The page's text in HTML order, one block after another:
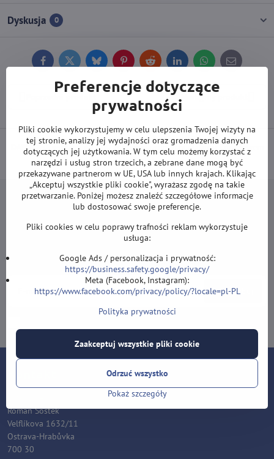
Dyskusja 0
FacebookTwitterBlueskyPinterestReddit LinkedInWhatsApp
E-
Następny produkt
DARMOWA wysyłka od 500 zł(obowiązuje przy płatności przelewem
lub kartą).
Newsletter
Zapisz się do naszego newslettera:
Subskrybuj
Roman Šostek
Velflíkova 1632/11
Ostrava-Hrabůvka
700 30
Preferencje dotyczące
prywatności
Pliki cookie wykorzystujemy w celu ulepszenia Twojej wizyty na
tej stronie, analizy jej wydajności oraz gromadzenia danych
dotyczących jej użytkowania. W tym celu możemy korzystać z
narzędzi i usług stron trzecich, a zebrane dane mogą być
przekazywane partnerom w UE, USA lub innych krajach. Klikając
„Akceptuj wszystkie pliki cookie", wyrażasz zgodę na takie
przetwarzanie. Poniżej możesz znaleźć szczegółowe informacje
lub dostosować swoje preferencje.
Pliki cookies w celu poprawy trafności reklam wykorzystuje
usługa:
Google Ads / personalizacja i prywatność:
https://business.safety.google/privacy/
Meta (Facebook, Instagram):
https://www.facebook.com/privacy/policy/?locale=pl-PL
Polityka prywatności
Pokaż szczegóły
Zaakceptuj wszystkie pliki cookie
Odrzuć wszystko